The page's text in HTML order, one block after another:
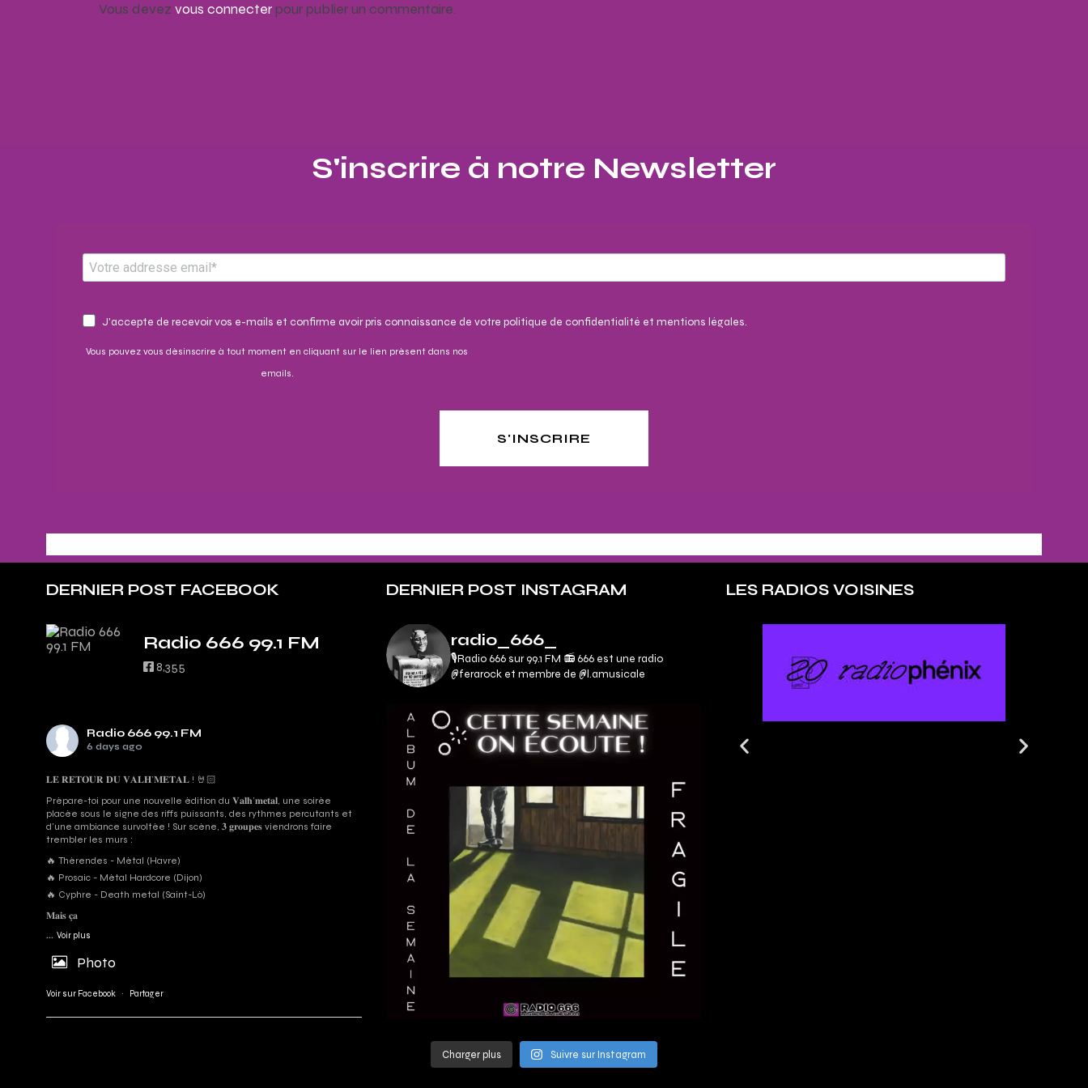
Vous devez vous connecterpour publier un commentaire.
S'inscrire à notre Newsletter​
J'accepte de recevoir vos e-mails et confirme avoir pris connaissance de votre politique de confidentialité et mentions légales.
Vous pouvez vous désinscrire à tout moment en cliquant sur le lien présent dans nos
emails.
S'INSCRIRE
DERNIER POST FACEBOOK
Radio 666 99.1 FM
8,355
Radio 666 99.1 FM
6 days ago
𝐋𝐄 𝐑𝐄𝐓𝐎𝐔𝐑 𝐃𝐔 𝐕𝐀𝐋𝐇’𝐌𝐄𝐓𝐀𝐋 ! 🤘🏻
Prépare-toi pour une nouvelle édition du 𝐕𝐚𝐥𝐡’𝐦𝐞𝐭𝐚𝐥, une soirée
placée sous le signe des riffs puissants, des rythmes percutants et
d'une ambiance survoltée ! Sur scène, 𝟑 𝐠𝐫𝐨𝐮𝐩𝐞𝐬 viendrons faire
trembler les murs :
🔥 Thérendes - Métal (Havre)
🔥 Prosaic - Métal Hardcore (Dijon)
🔥 Cyphre - Death metal (Saint-Lô)
𝐌𝐚𝐢𝐬 𝐜̧𝐚
... Voir plus
Photo
Voir sur Facebook · Partager
DERNIER POST INSTAGRAM
radio_666_
🎙Radio 666 sur 99.1 FM 📻666 est une radio
@ferarock et membre de @l.amusicale
Charger plus Suivre sur Instagram
LES RADIOS VOISINES